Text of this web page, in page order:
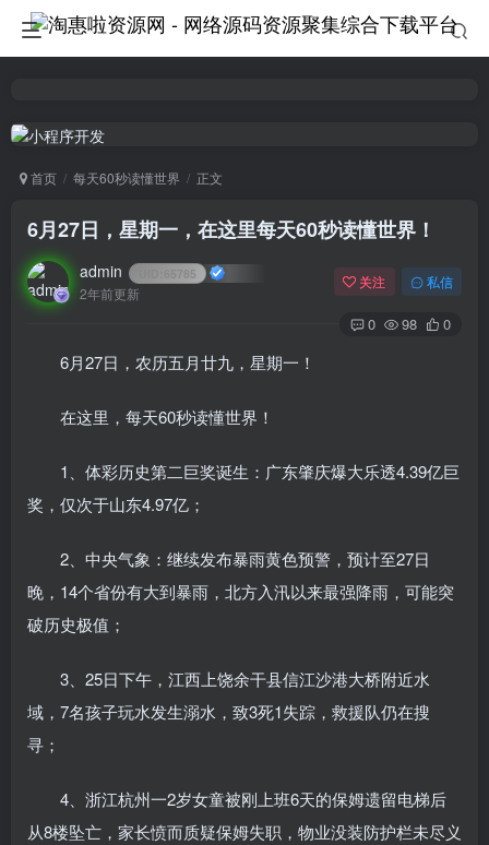
首页 每天60秒读懂世界 正文
6月27日，星期一，在这里每天60秒读懂世界！
admin 65785
2年前更新
关注 私信
0 98 0
6月27日，农历五月廿九，星期一！
在这里，每天60秒读懂世界！
1、体彩历史第二巨奖诞生：广东肇庆爆大乐透4.39亿巨
奖，仅次于山东4.97亿；
2、中央气象：继续发布暴雨黄色预警，预计至27日
晚，14个省份有大到暴雨，北方入汛以来最强降雨，可能突
破历史极值；
3、25日下午，江西上饶余干县信江沙港大桥附近水
域，7名孩子玩水发生溺水，致3死1失踪，救援队仍在搜
寻；
4、浙江杭州一2岁女童被刚上班6天的保姆遗留电梯后
从8楼坠亡，家长愤而质疑保姆失职，物业没装防护栏未尽义